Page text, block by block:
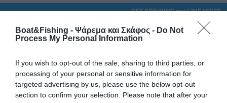
Boat&Fishing - Ψάρεμα και Σκάφος - Do Not
Process My Personal Information
If you wish to opt-out of the sale, sharing to third parties, or
processing of your personal or sensitive information for
targeted advertising by us, please use the below opt-out
section to confirm your selection. Please note that after your